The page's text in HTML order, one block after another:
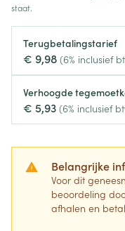
staat.
Terugbetalingstarief
€ 9,98 (6% inclusief
Verhoogde
€ 5,93 (6% inclusief
Belangrijke
Voor dit
beoordeling
afhalen en